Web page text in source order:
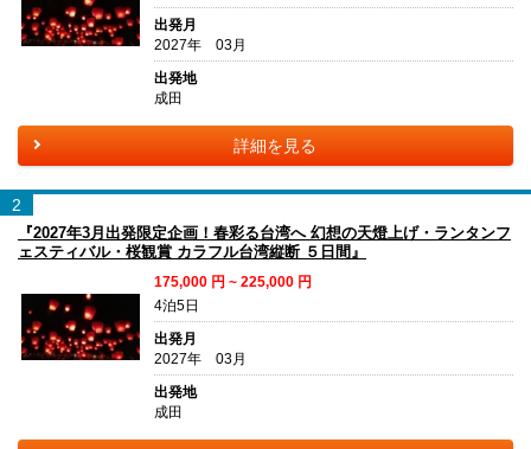
出発月
2027年 03月
出発地
成田
詳細を見る
2
『2027年3月出発限定企画！春彩る台湾へ 幻想の天燈上げ・ランタンフ
ェスティバル・桜観賞 カラフル台湾縦断 ５日間』
175,000 円 ~ 225,000 円
4泊5日
出発月
2027年 03月
出発地
成田